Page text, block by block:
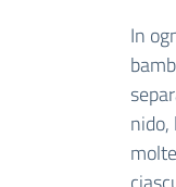
In
nido,